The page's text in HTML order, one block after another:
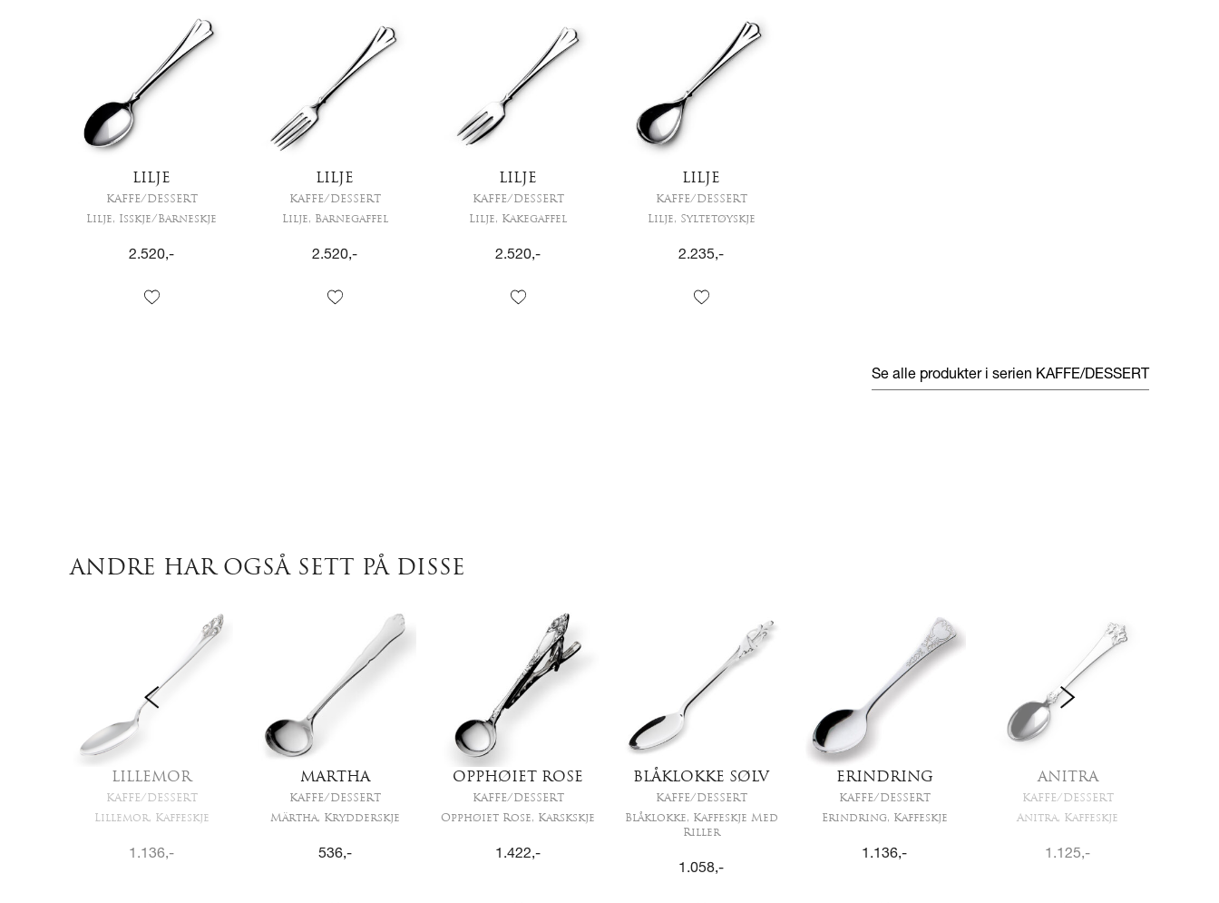
LILJE
KAFFE/DESSERT
Lilje, Isskje/Barneskje
2.520,-
LILJE
KAFFE/DESSERT
Lilje, Barnegaffel
2.520,-
LILJE
KAFFE/DESSERT
Lilje, Kakegaffel
2.520,-
LILJE
KAFFE/DESSERT
Lilje, Syltetøyskje
2.235,-
Se alle produkter i serien KAFFE/DESSERT
ANDRE HAR OGSÅ SETT PÅ DISSE
LILLEMOR
KAFFE/DESSERT
Lillemor, Kaffeskje
1.136,-
MARTHA
KAFFE/DESSERT
Märtha, Krydderskje
536,-
OPPHØIET ROSE
KAFFE/DESSERT
Opphøiet Rose, Karskskje
1.422,-
BLÅKLOKKE SØLV
KAFFE/DESSERT
Blåklokke, Kaffeskje Med
Riller
1.058,-
ERINDRING
KAFFE/DESSERT
Erindring, Kaffeskje
1.136,-
ANITRA
KAFFE/DESSERT
Anitra, Kaffeskje
1.125,-